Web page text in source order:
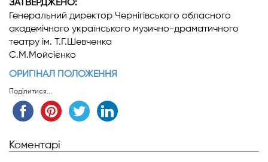
ЗАТВЕРДЖЕНО:
Генеральний директор Чернігівського обласного
академічного українського музично-драматичного
театру ім. Т.Г.Шевченка
С.М.Мойсієнко
ОРИГІНАЛ ПОЛОЖЕННЯ
Поділитися...
Коментарі